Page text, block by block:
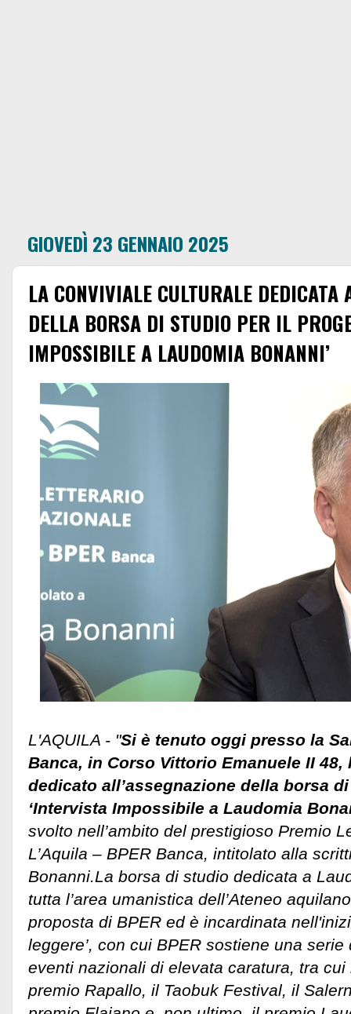
GIOVEDÌ 23 GENNAIO 2025
LA CONVIVIALE CULTURALE DEDICATA
DELLA BORSA DI STUDIO PER IL
IMPOSSIBILE A LAUDOMIA BONANNI’
L'AQUILA - "Si è tenuto oggi presso la
Banca, in Corso Vittorio Emanuele II
dedicato all’assegnazione della borsa
‘Intervista Impossibile a Laudomia
svolto nell’ambito del prestigioso Premio
L’Aquila – BPER Banca, intitolato alla
Bonanni.La borsa di studio dedicata a
tutta l’area umanistica dell’Ateneo
proposta di BPER ed è incardinata
leggere’, con cui BPER sostiene una
eventi nazionali di elevata caratura, tra
premio Rapallo, il Taobuk Festival, il